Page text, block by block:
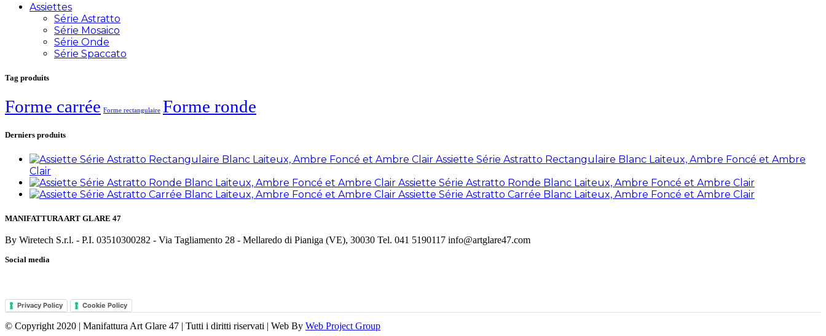
Assiettes
Série Astratto
Série Mosaico
Série Onde
Série Spaccato
Tag produits
Forme carrée Forme rectangulaire Forme ronde
Derniers produits
Assiette Série Astratto Rectangulaire Blanc Laiteux, Ambre Foncé et Ambre
Clair
Assiette Série Astratto Ronde Blanc Laiteux, Ambre Foncé et Ambre Clair
Assiette Série Astratto Carrée Blanc Laiteux, Ambre Foncé et Ambre Clair
MANIFATTURA ART GLARE 47
By Wiretech S.r.l. - P.I. 03510300282 - Via Tagliamento 28 - Mellaredo di Pianiga (VE), 30030 Tel. 041 5190117 info@artglare47.com
Social media
Privacy Policy Cookie Policy
© Copyright 2020 | Manifattura Art Glare 47 | Tutti i diritti riservati | Web By Web Project Group